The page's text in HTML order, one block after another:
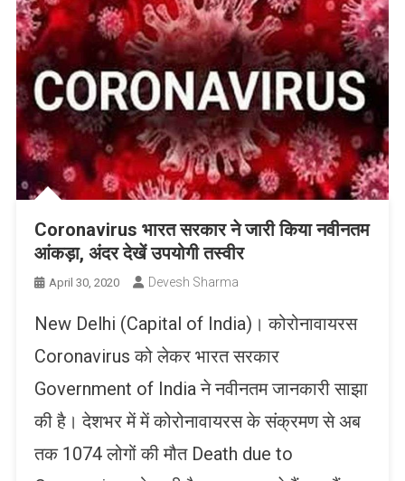
Coronavirus भारत सरकार ने जारी किया नवीनतम
आंकड़ा, अंदर देखें उपयोगी तस्वीर
April 30, 2020 Devesh Sharma
New Delhi (Capital of India)। कोरोनावायरस
Coronavirus को लेकर भारत सरकार
Government of India ने नवीनतम जानकारी साझा
की है। देशभर में में कोरोनावायरस के संक्रमण से अब
तक 1074 लोगों की मौत Death due to